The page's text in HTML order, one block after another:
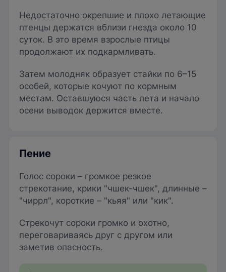
Недостаточно окрепшие и плохо летающие
птенцы держатся вблизи гнезда около 10
суток. В это время взрослые птицы
продолжают их подкармливать.
Затем молодняк образует стайки по 6–15
особей, которые кочуют по кормным
местам. Оставшуюся часть лета и начало
осени выводок держится вместе.
Пение
Голос сороки – громкое резкое
стрекотание, крики "чшек-чшек", длинные –
"чиррл", короткие – "кьяя" или "кик".
Стрекочут сороки громко и охотно,
переговариваясь друг с другом или
заметив опасность.